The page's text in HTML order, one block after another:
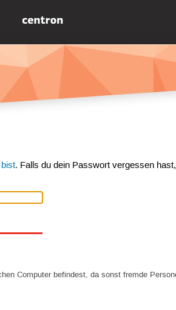
. Falls du dein Passwort vergessen
Computer befindest, da sonst fremde